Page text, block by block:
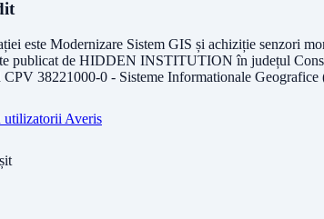
este Modernizare Sistem GIS și achiziție senzori
publicat de HIDDEN INSTITUTION în județul
CPV 38221000-0 - Sisteme Informationale
utilizatorii Averis